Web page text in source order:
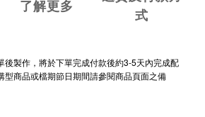
了解更多
式
後製作，將於下單完成付款後約3-5天內完成配
型商品或檔期節日期間請參閱商品頁面之備